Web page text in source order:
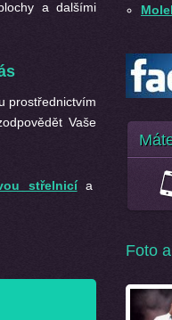
a dalšími
prostřednictvím
Vaše
střelnicí a
Foto